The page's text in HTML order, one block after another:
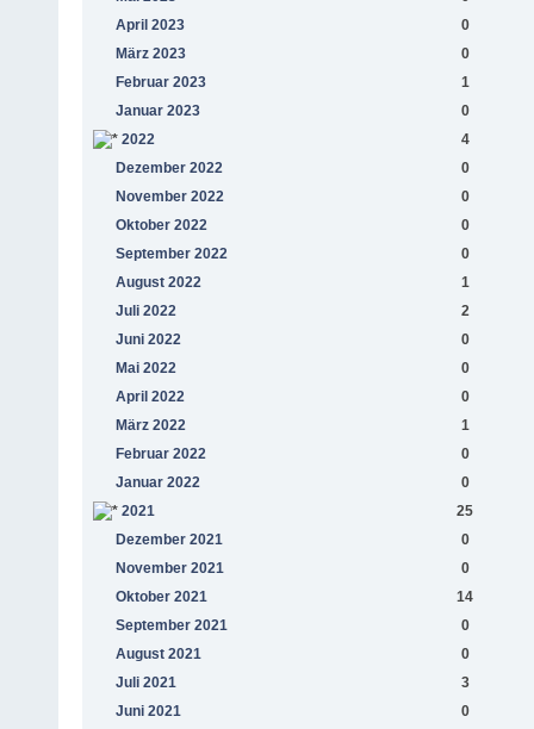
April 2023
0
März 2023
0
Februar 2023
1
Januar 2023
0
2022
4
Dezember 2022
0
November 2022
0
Oktober 2022
0
September 2022
0
August 2022
1
Juli 2022
2
Juni 2022
0
Mai 2022
0
April 2022
0
März 2022
1
Februar 2022
0
Januar 2022
0
2021
25
Dezember 2021
0
November 2021
0
Oktober 2021
14
September 2021
0
August 2021
0
Juli 2021
3
Juni 2021
0